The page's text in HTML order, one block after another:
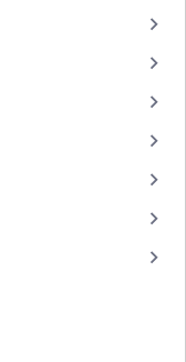
keyboard_arrow_right
keyboard_arrow_right
keyboard_arrow_right
keyboard_arrow_right
keyboard_arrow_right
keyboard_arrow_right
keyboard_arrow_right